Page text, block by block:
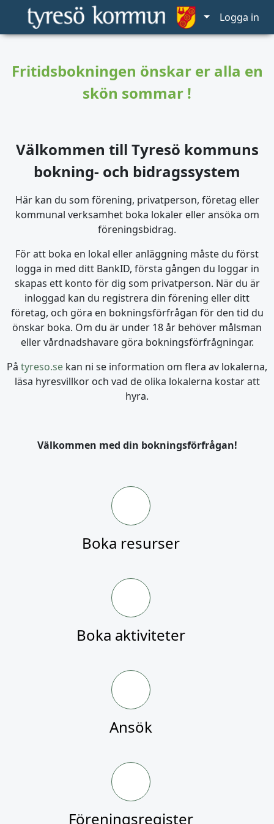
Logga in
Fritidsbokningen önskar er alla en
skön sommar !
Välkommen till Tyresö kommuns
bokning- och bidragssystem
Här kan du som förening, privatperson, företag eller
kommunal verksamhet boka lokaler eller ansöka om
föreningsbidrag.
För att boka en lokal eller anläggning måste du först
logga in med ditt BankID, första gången du loggar in
skapas ett konto för dig som privatperson. När du är
inloggad kan du registrera din förening eller ditt
företag, och göra en bokningsförfrågan för den tid du
önskar boka. Om du är under 18 år behöver målsman
eller vårdnadshavare göra bokningsförfrågningar.
På tyreso.se kan ni se information om flera av lokalerna,
läsa hyresvillkor och vad de olika lokalerna kostar att
hyra.
Välkommen med din bokningsförfrågan!
Boka resurser
Boka aktiviteter
Ansök
Föreningsregister